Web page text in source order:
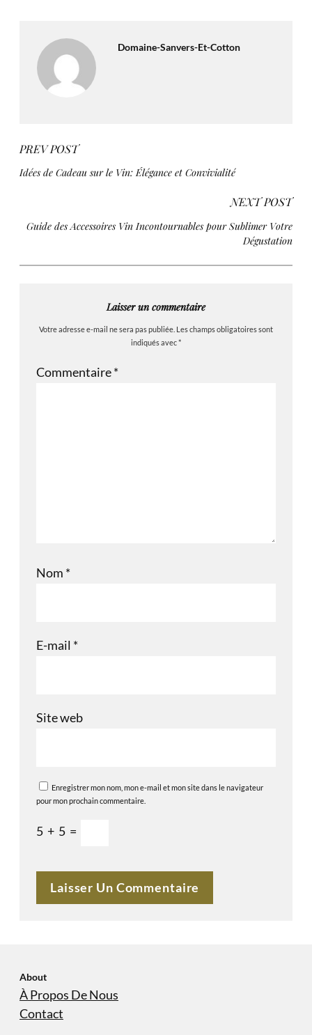
Domaine-Sanvers-Et-Cotton
PREV POST
Idées de Cadeau sur le Vin: Élégance et Convivialité
NEXT POST
Guide des Accessoires Vin Incontournables pour Sublimer Votre
Dégustation
Laisser un commentaire
Votre adresse e-mail ne sera pas publiée. Les champs obligatoires sont
indiqués avec*
Commentaire*
Nom *
E-mail *
Site web
Enregistrer mon nom, mon e-mail et mon site dans le navigateur
pour mon prochain commentaire.
5 + 5 =
About
À Propos De Nous
Contact